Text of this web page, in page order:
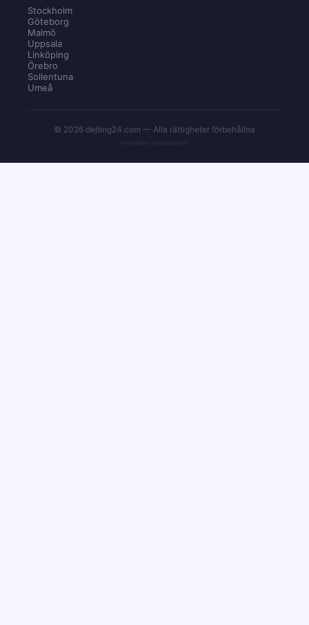
Stockholm
Göteborg
Malmö
Uppsala
Linköping
Örebro
Sollentuna
Umeå
© 2026 dejting24.com — Alla rättigheter förbehållna